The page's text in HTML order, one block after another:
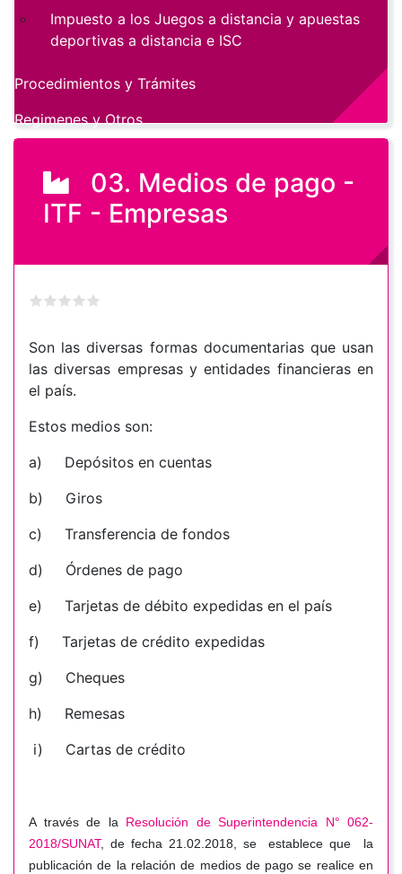
03. Medios de pago -
ITF - Empresas
Son las diversas formas documentarias que usan
las diversas empresas y entidades financieras en
el país.
Estos medios son:
a) Depósitos en cuentas
b) Giros
c) Transferencia de fondos
d) Órdenes de pago
e) Tarjetas de débito expedidas en el país
f) Tarjetas de crédito expedidas
g) Cheques
h) Remesas
i) Cartas de crédito
A través de la Resolución de Superintendencia N° 062-
2018/SUNAT, de fecha 21.02.2018, se establece que la
publicación de la relación de medios de pago se realice en
Impuesto a los Juegos a distancia y apuestas
deportivas a distancia e ISC
Procedimientos y Trámites
Regimenes y Otros